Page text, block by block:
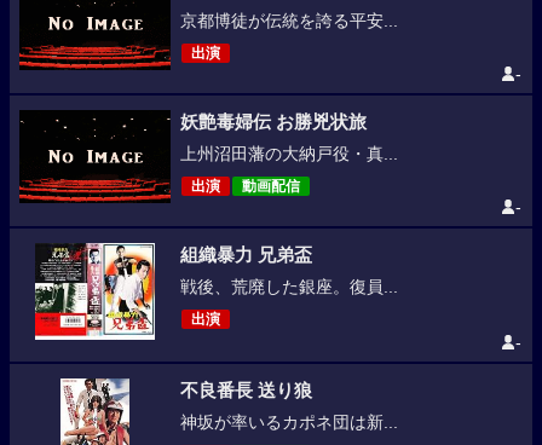
京都博徒が伝統を誇る平安...
出演
-
妖艶毒婦伝 お勝兇状旅
上州沼田藩の大納戸役・真...
出演 動画配信
-
組織暴力 兄弟盃
戦後、荒廃した銀座。復員...
出演
-
不良番長 送り狼
神坂が率いるカポネ団は新...